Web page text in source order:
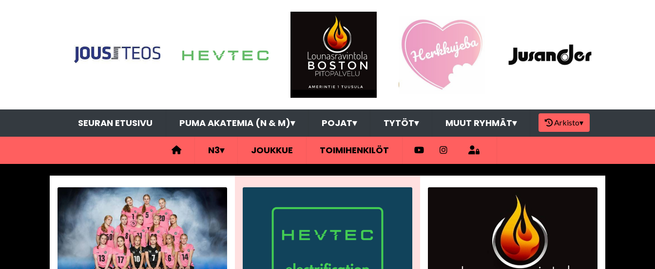
SEURAN ETUSIVU PUMA AKATEMIA (N & M)▾ POJAT▾ TYTÖT▾ MUUT RYHMÄT▾ Arkisto▾
N3▾ JOUKKUE TOIMIHENKILÖT